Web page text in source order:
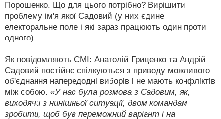
Порошенко. Що для цього потрібно? Вирішити
проблему ім'я якої Садовий (у них єдине
електоральне поле і які зараз працюють один проти
одного).
Як повідомляють СМІ: Анатолій Гриценко та Андрій
Садовий постійно спілкуються з приводу можливого
об'єднання напередодні виборів і не мають конфліктів
між собою. «У нас була розмова з Садовим, як,
виходячи з нинішньої ситуації, двом командам
зробити, щоб був переможний варіант і на